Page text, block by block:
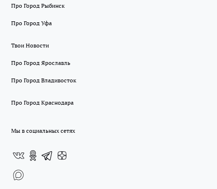
Про Город Рыбинск
Про Город Уфа
Твои Новости
Про Город Ярославль
Про Город Владивосток
Про Город Краснодара
Мы в социальных сетях